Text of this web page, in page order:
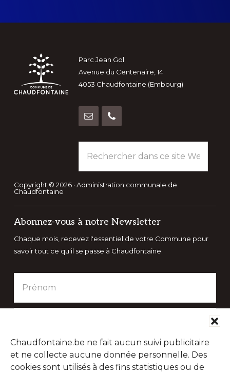
Chaudfontaine.be ne fait aucun suivi publicitaire
et ne collecte aucune donnée personnelle. Des
cookies sont utilisés à des fins statistiques ou de
Footer
Parc Jean Gol
Avenue du Centenaire, 14
4053 Chaudfontaine (Embourg)
dans
ce
site
Copyright © 2026 · Administration communale de
Chaudfontaine
Abonnez-vous à notre Newsletter
Chaque mois, recevez l'essentiel de votre Commune pour
savoir tout ce qu'il se passe à Chaudfontaine.